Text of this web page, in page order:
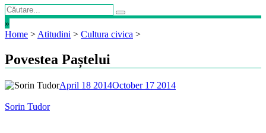
»
Home > Atitudini > Cultura civica >
Povestea Paștelui
April 18 2014October 17 2014
Sorin Tudor